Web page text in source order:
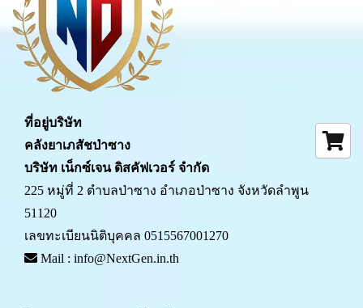
ที่อยู่บริษัท
คลังยาเภสัชป่าซาง
บริษัท เน็กซ์เจน ดิสคัฟเวอร์ จำกัด
225 หมู่ที่ 2 ตำบลป่าซาง อำเภอป่าซาง จังหวัดลำพูน
51120
เลขทะเบียนนิติบุคคล 0515567001270
Mail : info@NextGen.in.th